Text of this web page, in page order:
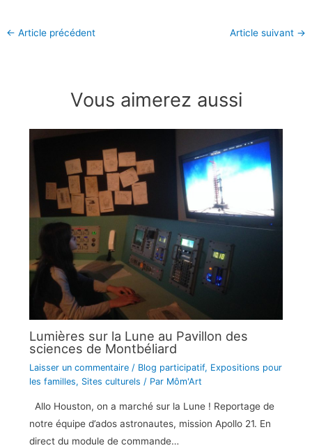
← Article précédent Article suivant →
Vous aimerez aussi
Lumières sur la Lune au Pavillon des
sciences de Montbéliard
Laisser un commentaire / Blog participatif, Expositions pour
les familles, Sites culturels / Par Môm'Art
Allo Houston, on a marché sur la Lune ! Reportage de
notre équipe d’ados astronautes, mission Apollo 21. En
direct du module de commande…